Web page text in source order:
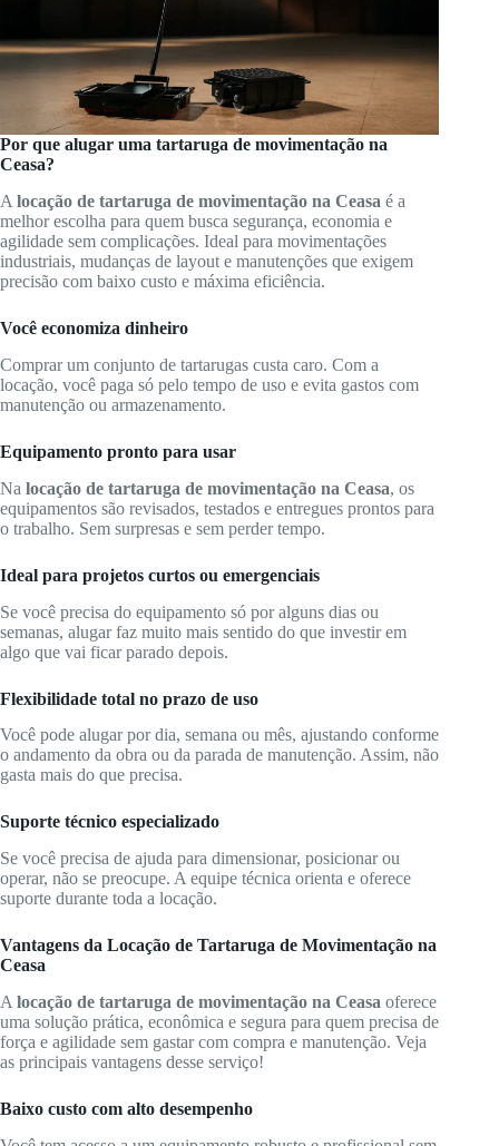
Por que alugar uma tartaruga de movimentação na
Ceasa?
A locação de tartaruga de movimentação na Ceasa é a
melhor escolha para quem busca segurança, economia e
agilidade sem complicações. Ideal para movimentações
industriais, mudanças de layout e manutenções que exigem
precisão com baixo custo e máxima eficiência.
Você economiza dinheiro
Comprar um conjunto de tartarugas custa caro. Com a
locação, você paga só pelo tempo de uso e evita gastos com
manutenção ou armazenamento.
Equipamento pronto para usar
Na locação de tartaruga de movimentação na Ceasa, os
equipamentos são revisados, testados e entregues prontos para
o trabalho. Sem surpresas e sem perder tempo.
Ideal para projetos curtos ou emergenciais
Se você precisa do equipamento só por alguns dias ou
semanas, alugar faz muito mais sentido do que investir em
algo que vai ficar parado depois.
Flexibilidade total no prazo de uso
Você pode alugar por dia, semana ou mês, ajustando conforme
o andamento da obra ou da parada de manutenção. Assim, não
gasta mais do que precisa.
Suporte técnico especializado
Se você precisa de ajuda para dimensionar, posicionar ou
operar, não se preocupe. A equipe técnica orienta e oferece
suporte durante toda a locação.
Vantagens da Locação de Tartaruga de Movimentação na
Ceasa
A locação de tartaruga de movimentação na Ceasa oferece
uma solução prática, econômica e segura para quem precisa de
força e agilidade sem gastar com compra e manutenção. Veja
as principais vantagens desse serviço!
Baixo custo com alto desempenho